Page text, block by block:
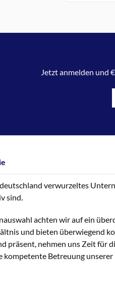
Jetzt anmelden und
verwurzeltes
sind.
achten wir auf ein
und bieten überwiegend
präsent, nehmen uns Zeit für
kompetente Betreuung unserer